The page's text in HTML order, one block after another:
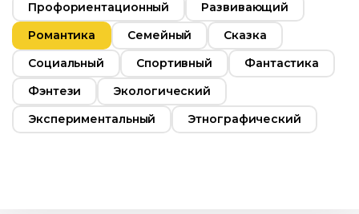
Профориентационный
Развивающий
Романтика
Семейный
Сказка
Социальный
Спортивный
Фантастика
Фэнтези
Экологический
Экспериментальный
Этнографический